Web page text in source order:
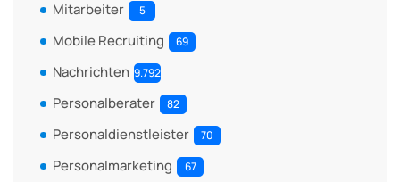
Mitarbeiter 5
Mobile Recruiting 69
Nachrichten 9.792
Personalberater 82
Personaldienstleister 70
Personalmarketing 67